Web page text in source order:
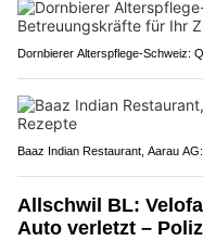
Dornbierer Alterspflege-Schweiz:
Baaz Indian Restaurant, Aarau
Allschwil BL:
Auto verletzt –